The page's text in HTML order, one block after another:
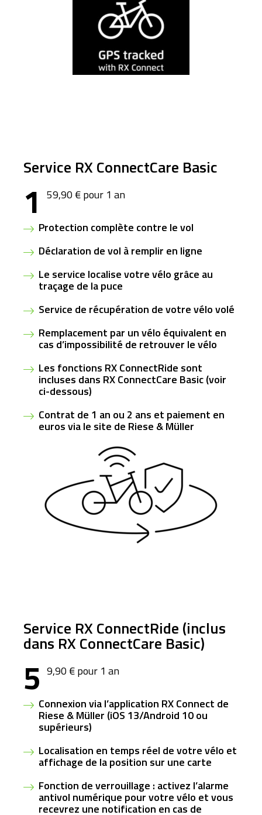
Service RX ConnectCare Basic
1 59,90 € pour 1 an
Protection complète contre le vol
Déclaration de vol à remplir en ligne
Le service localise votre vélo grâce au
traçage de la puce
Service de récupération de votre vélo volé
Remplacement par un vélo équivalent en
cas d’impossibilité de retrouver le vélo
Les fonctions RX ConnectRide sont
incluses dans RX ConnectCare Basic (voir
ci-dessous)
Contrat de 1 an ou 2 ans et paiement en
euros via le site de Riese & Müller
Service RX ConnectRide (inclus
dans RX ConnectCare Basic)
5 9,90 € pour 1 an
Connexion via l’application RX Connect de
Riese & Müller (iOS 13/Android 10 ou
supérieurs)
Localisation en temps réel de votre vélo et
affichage de la position sur une carte
Fonction deverrouillage : activez l’alarme
antivol numérique pour votre vélo et vous
recevrez une notification en cas de